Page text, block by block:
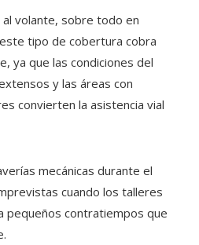
al volante, sobre todo en
tipo de cobertura cobra
ya que las condiciones del
y las áreas con
convierten la asistencia vial
mecánicas durante el
cuando los talleres
pequeños contratiempos que